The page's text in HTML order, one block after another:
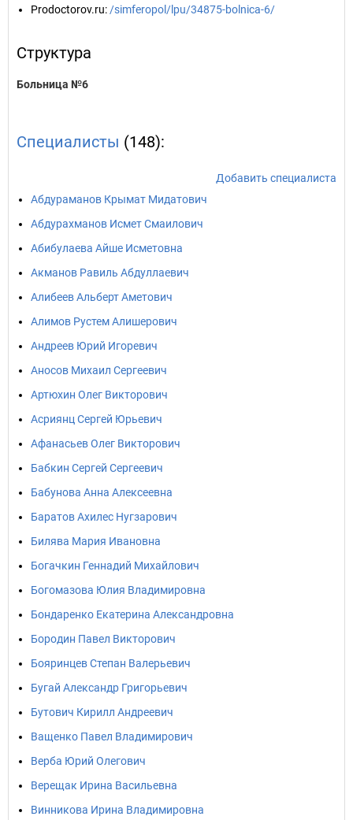
Prodoctorov.ru: /simferopol/lpu/34875-bolnica-6/
Структура
Больница №6
Специалисты (148):
Добавить специалиста
Абдураманов Крымат Мидатович
Абдурахманов Исмет Смаилович
Абибулаева Айше Исметовна
Акманов Равиль Абдуллаевич
Алибеев Альберт Аметович
Алимов Рустем Алишерович
Андреев Юрий Игоревич
Аносов Михаил Сергеевич
Артюхин Олег Викторович
Асриянц Сергей Юрьевич
Афанасьев Олег Викторович
Бабкин Сергей Сергеевич
Бабунова Анна Алексеевна
Баратов Ахилес Нугзарович
Билява Мария Ивановна
Богачкин Геннадий Михайлович
Богомазова Юлия Владимировна
Бондаренко Екатерина Александровна
Бородин Павел Викторович
Бояринцев Степан Валерьевич
Бугай Александр Григорьевич
Бутович Кирилл Андреевич
Ващенко Павел Владимирович
Верба Юрий Олегович
Верещак Ирина Васильевна
Винникова Ирина Владимировна